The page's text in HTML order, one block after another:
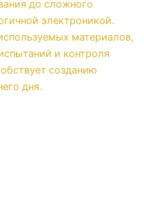
до сложного
электроникой.
материалов,
и контроля
созданию
дня.